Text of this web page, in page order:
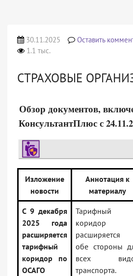
30.11.2025 Оставить
1.1 тыс.
СТРАХОВЫЕ
Обзор документов,
КонсультантПлюс с
Изложение
новости
Аннотация к
материалу
С 9 декабря
2025 года
расширяется
тарифный
коридор по
ОСАГО
Тарифный
коридор
обе стороны
всех
транспорта.